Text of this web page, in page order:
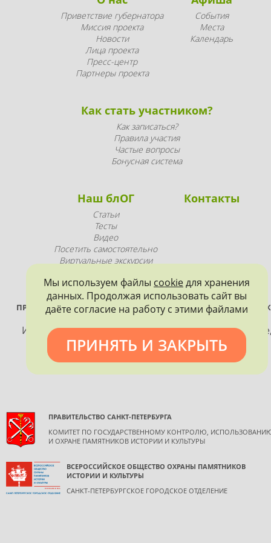
Приветствие губернатора
Миссия проекта
Новости
Лица проекта
Пресс-центр
Партнеры проекта
События
Места
Календарь
Как стать участником?
Как записаться?
Правила участия
Частые вопросы
Бонусная система
Наш блОГ
Статьи
Тесты
Видео
Посетить самостоятельно
Виртуальные экскурсии
Контакты
ПРОЕКТ РЕАЛИЗУЕТСЯ ПРИ ПОДДЕРЖКЕ ПРАВИТЕЛЬСТВА
ПЕТЕРБУРГА
Использование материалов, размещенных на
допускается только с согласия правообладателя и
обязательной ссылкой на источник информации.
ПРАВИТЕЛЬСТВО САНКТ-ПЕТЕРБУРГА
КОМИТЕТ ПО ГОСУДАРСТВЕННОМУ КОНТРОЛЮ,
И ОХРАНЕ ПАМЯТНИКОВ ИСТОРИИ И КУЛЬТУРЫ
ВСЕРОССИЙСКОЕ ОБЩЕСТВО ОХРАНЫ ПАМЯТНИКОВ
ИСТОРИИ И КУЛЬТУРЫ
САНКТ-ПЕТЕРБУРГСКОЕ ГОРОДСКОЕ ОТДЕЛЕНИЕ
Мы используем файлы cookieдля хранения
данных. Продолжая использовать сайт вы
даёте согласие на работу с этими файлами
ПРИНЯТЬ И ЗАКРЫТЬ